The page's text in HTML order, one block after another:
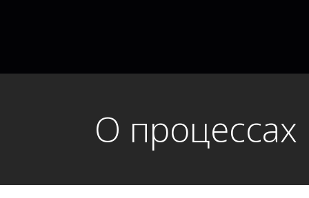
О процессах